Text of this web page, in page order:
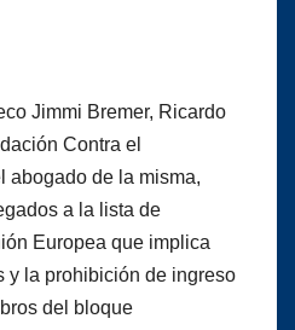
Jimmi Bremer, Ricardo
Contra el
abogado de la misma,
a la lista de
Europea que implica
y la prohibición de ingreso
del bloque